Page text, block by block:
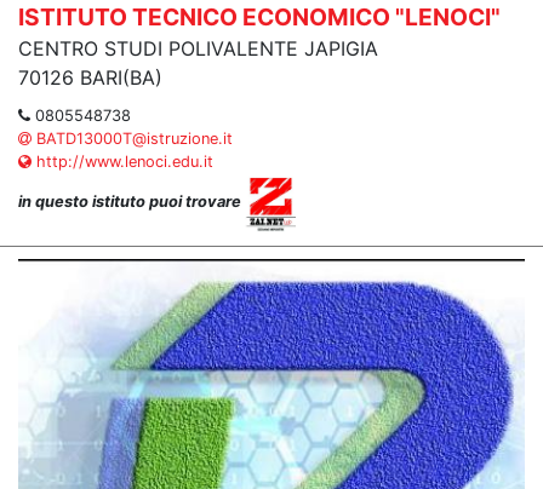
ISTITUTO TECNICO ECONOMICO "LENOCI"
CENTRO STUDI POLIVALENTE JAPIGIA
70126 BARI(BA)
0805548738
BATD13000T@istruzione.it
http://www.lenoci.edu.it
in questo istituto puoi trovare